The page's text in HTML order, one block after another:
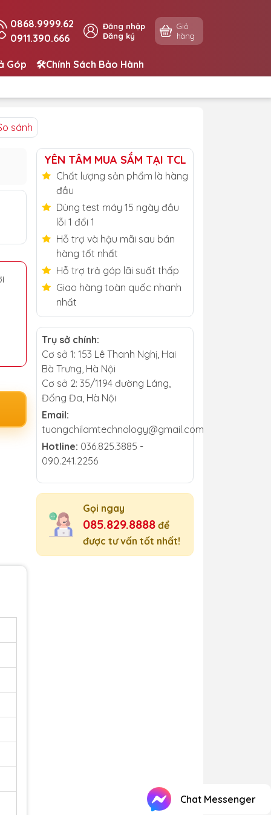
0868.9999.62
0911.390.666
Đăng nhập
Đăng ký
Giỏ
hàng
Góp 🛠️Chính Sách Bảo Hành
sánh
YÊN TÂM MUA SẮM TẠI TCL
Chất lượng sản phẩm là hàng
đầu
Dùng test máy 15 ngày đầu
lỗi 1 đổi 1
Hỗ trợ và hậu mãi sau bán
hàng tốt nhất
Hỗ trợ trả góp lãi suất thấp
Giao hàng toàn quốc nhanh
nhất
Trụ sở chính:
Cơ sở 1: 153 Lê Thanh Nghị, Hai
Bà Trưng, Hà Nội
Cơ sở 2: 35/1194 đường Láng,
Đống Đa, Hà Nội
Email:
tuongchilamtechnology@gmail.com
Hotline: 036.825.3885 -
090.241.2256
Gọi ngay
085.829.8888 để
được tư vấn tốt nhất!
Chat Messenger